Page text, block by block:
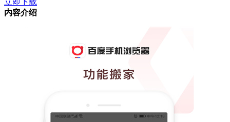
内容介绍